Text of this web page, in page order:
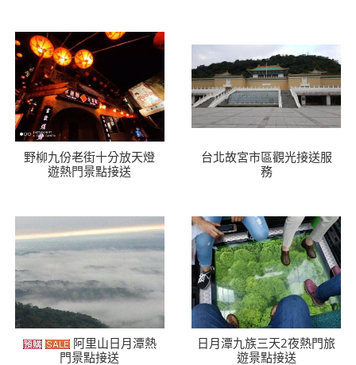
野柳九份老街十分放天燈
遊熱門景點接送
台北故宮市區觀光接送服
務
阿里山日月潭熱
門景點接送
日月潭九族三天2夜熱門旅
遊景點接送